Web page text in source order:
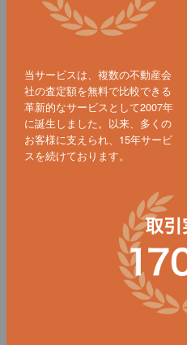
当サービスは、複数の不動産会
社の査定額を無料で比較できる
革新的なサービスとして2007年
に誕生しました。以来、多くの
お客様に支えられ、15年サービ
スを続けております。